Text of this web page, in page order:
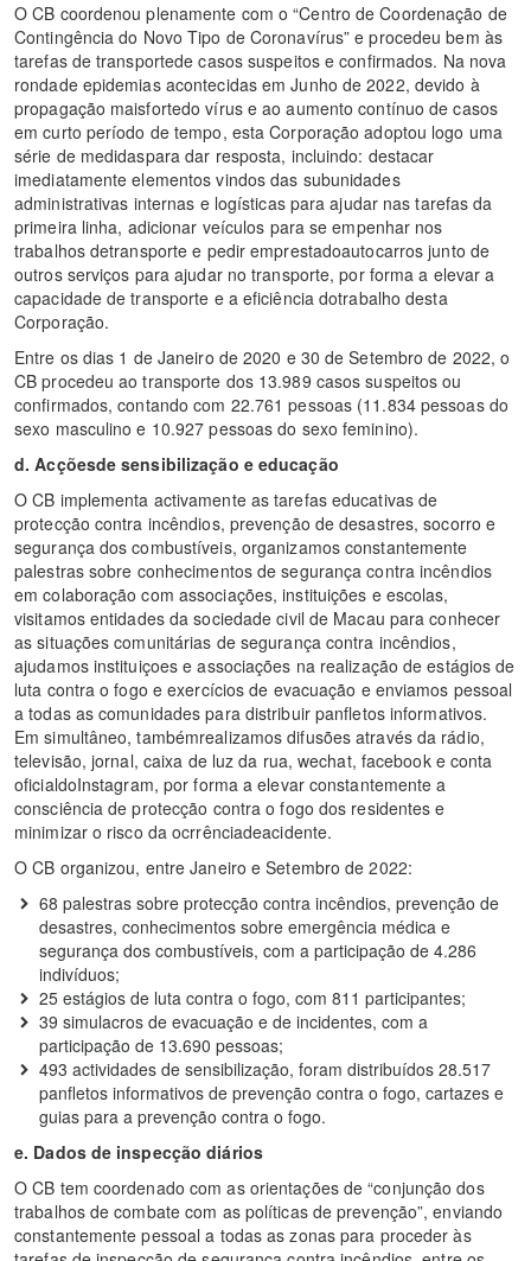
O CB coordenou plenamente com o “Centro de Coordenação de
Contingência do Novo Tipo de Coronavírus” e procedeu bem às
tarefas de transportede casos suspeitos e confirmados. Na nova
rondade epidemias acontecidas em Junho de 2022, devido à
propagação maisfortedo vírus e ao aumento contínuo de casos
em curto período de tempo, esta Corporação adoptou logo uma
série de medidaspara dar resposta, incluindo: destacar
imediatamente elementos vindos das subunidades
administrativas internas e logísticas para ajudar nas tarefas da
primeira linha, adicionar veículos para se empenhar nos
trabalhos detransporte e pedir emprestadoautocarros junto de
outros serviços para ajudar no transporte, por forma a elevar a
capacidade de transporte e a eficiência dotrabalho desta
Corporação.
Entre os dias 1 de Janeiro de 2020 e 30 de Setembro de 2022, o
CB procedeu ao transporte dos 13.989 casos suspeitos ou
confirmados, contando com 22.761 pessoas (11.834 pessoas do
sexo masculino e 10.927 pessoas do sexo feminino).
d. Acçõesde sensibilização e educação
O CB implementa activamente as tarefas educativas de
protecção contra incêndios, prevenção de desastres, socorro e
segurança dos combustíveis, organizamos constantemente
palestras sobre conhecimentos de segurança contra incêndios
em colaboração com associações, instituições e escolas,
visitamos entidades da sociedade civil de Macau para conhecer
as situações comunitárias de segurança contra incêndios,
ajudamos instituiçoes e associações na realização de estágios de
luta contra o fogo e exercícios de evacuação e enviamos pessoal
a todas as comunidades para distribuir panfletos informativos.
Em simultâneo, tambémrealizamos difusões através da rádio,
televisão, jornal, caixa de luz da rua, wechat, facebook e conta
oficialdoInstagram, por forma a elevar constantemente a
consciência de protecção contra o fogo dos residentes e
minimizar o risco da ocrrênciadeacidente.
O CB organizou, entre Janeiro e Setembro de 2022:
68 palestras sobre protecção contra incêndios, prevenção de
desastres, conhecimentos sobre emergência médica e
segurança dos combustíveis, com a participação de 4.286
indivíduos;
25 estágios de luta contra o fogo, com 811 participantes;
39 simulacros de evacuação e de incidentes, com a
participação de 13.690 pessoas;
493 actividades de sensibilização, foram distribuídos 28.517
panfletos informativos de prevenção contra o fogo, cartazes e
guias para a prevenção contra o fogo.
e. Dados de inspecção diários
O CB tem coordenado com as orientações de “conjunção dos
trabalhos de combate com as políticas de prevenção”, enviando
constantemente pessoal a todas as zonas para proceder às